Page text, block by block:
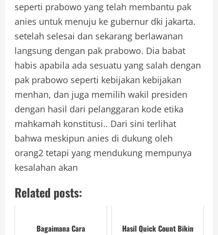
seperti prabowo yang telah membantu pak
anies untuk menuju ke gubernur dki jakarta.
setelah selesai dan sekarang berlawanan
langsung dengan pak prabowo. Dia babat
habis apabila ada sesuatu yang salah dengan
pak prabowo seperti kebijakan kebijakan
menhan, dan juga memilih wakil presiden
dengan hasil dari pelanggaran kode etika
mahkamah konstitusi.. Dari sini terlihat
bahwa meskipun anies di dukung oleh
orang2 tetapi yang mendukung mempunya
kesalahan akan
Related posts:
Bagaimana Cara
Hasil Quick Count Bikin